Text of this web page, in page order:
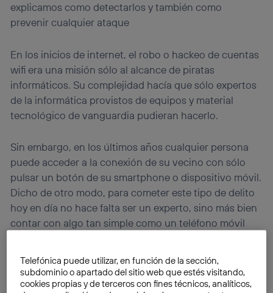
explicamos como detectarlos y también como
prevenir cualquier ataque
En los inicios de internet, el robo o hackeo de cuentas
wifi era una misión sólo al alcance de piratas
informáticos. Su complejidad hacía que sólo expertos
de la informática provistos de equipos y material
tecnológico de vanguardia pudieran hacerlo.
Sin embargo, en los últimos años cualquier persona
puede acceder a la conexión de su vecino con sólo
pulsar un botón de su smartphone o dispositivo móvil.
Dicho de otro modo, para cometer este tipo de delito
hoy en día no hace falta ser un experto, sino más bien
contar con algo tan simple como un teléfono móvil
Telefónica puede utilizar, en función de la sección,
subdominio o apartado del sitio web que estés visitando,
cookies propias y de terceros con fines técnicos, analíticos,